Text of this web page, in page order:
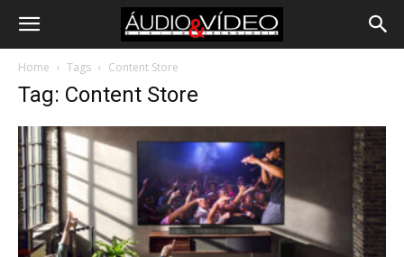
Home Tags Content Store
Tag: Content Store